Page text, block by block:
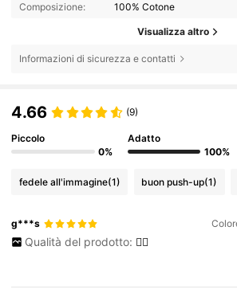
Composizione:
100% Cotone
Visualizza altro
Informazioni di sicurezza e contatti
4.66 (9)
Piccolo
0%
Adatto
100%
fedele all'immagine(1) buon push-up(1)
g***s
Qualità del prodotto: 👍🏻